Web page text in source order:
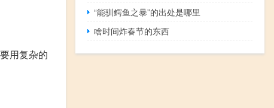
用复杂的
“能驯鳄鱼之暴”的出处是哪里
啥时间炸春节的东西